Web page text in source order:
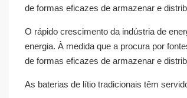
de formas eficazes de armazenar e
O rápido crescimento da indústria de
energia. À medida que a procura por
de formas eficazes de armazenar e
As baterias de lítio tradicionais têm